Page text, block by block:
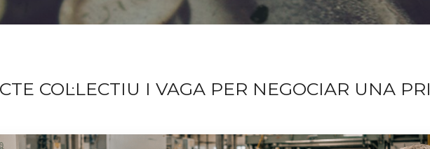
COL·LECTIU I VAGA PER NEGOCIAR UNA